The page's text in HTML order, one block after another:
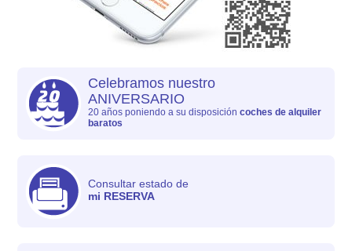
Celebramos nuestro
ANIVERSARIO
20 años poniendo a su disposicióncoches de alquiler
baratos
Consultar estado de
mi RESERVA